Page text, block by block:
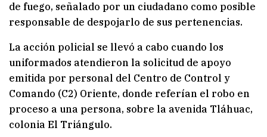
de fuego, señalado por un ciudadano como posible
responsable de despojarlo de sus pertenencias.
La acción policial se llevó a cabo cuando los
uniformados atendieron la solicitud de apoyo
emitida por personal del Centro de Control y
Comando (C2) Oriente, donde referían el robo en
proceso a una persona, sobre la avenida Tláhuac,
colonia El Triángulo.